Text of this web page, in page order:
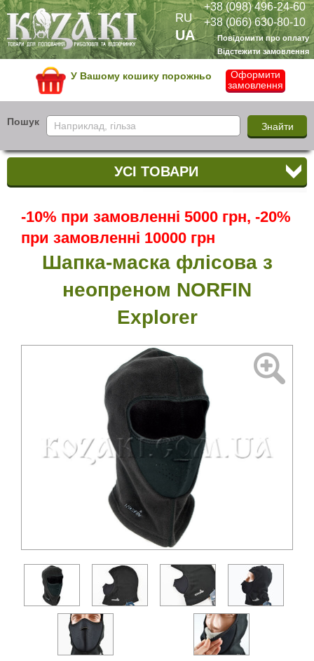
+38 (098) 496-24-60
+38 (066) 630-80-10
Повідомити про оплату
Відстежити замовлення
RU
UA
У Вашому кошику порожньо
Оформити
замовлення
Пошук
УСІ ТОВАРИ
-10% при замовленні 5000 грн, -20%
при замовленні 10000 грн
Шапка-маска флісова з
неопреном NORFIN
Explorer